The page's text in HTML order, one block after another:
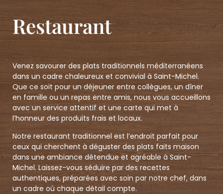
Restaurant
Venez savourer des plats traditionnels méditerranéens
dans un cadre chaleureux et convivial à Saint-Michel.
Que ce soit pour un déjeuner entre collègues, un dîner
en famille ou un repas entre amis, nous vous accueillons
avec un service attentif et une carte qui met à
l’honneur des produits frais et locaux.
Notre restaurant traditionnel est l’endroit parfait pour
ceux qui cherchent à déguster des plats faits maison
dans une ambiance détendue et agréable à Saint-
Michel. Laissez-vous séduire par des recettes
authentiques, préparées avec soin par notre chef, dans
un cadre où chaque détail compte.